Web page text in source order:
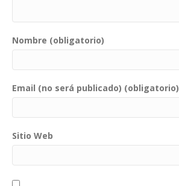
Nombre (obligatorio)
Email (no será publicado) (obligatorio)
Sitio Web